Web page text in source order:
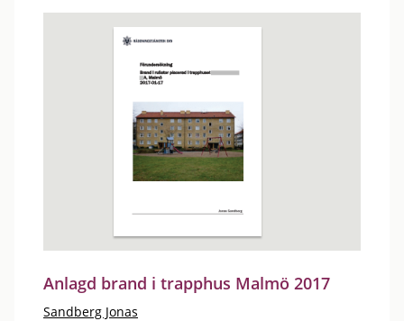
Anlagd brand i trapphus Malmö 2017
Sandberg Jonas